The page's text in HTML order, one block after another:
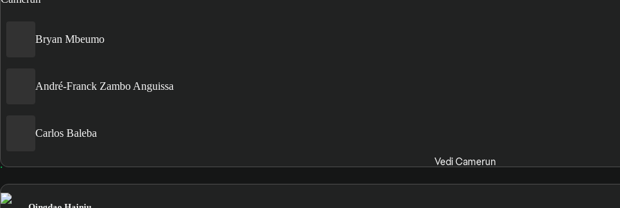
Bryan Mbeumo
André-Franck Zambo Anguissa
Carlos Baleba
Vedi Camerun